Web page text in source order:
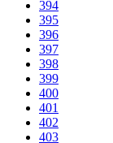
394
395
396
397
398
399
400
401
402
403